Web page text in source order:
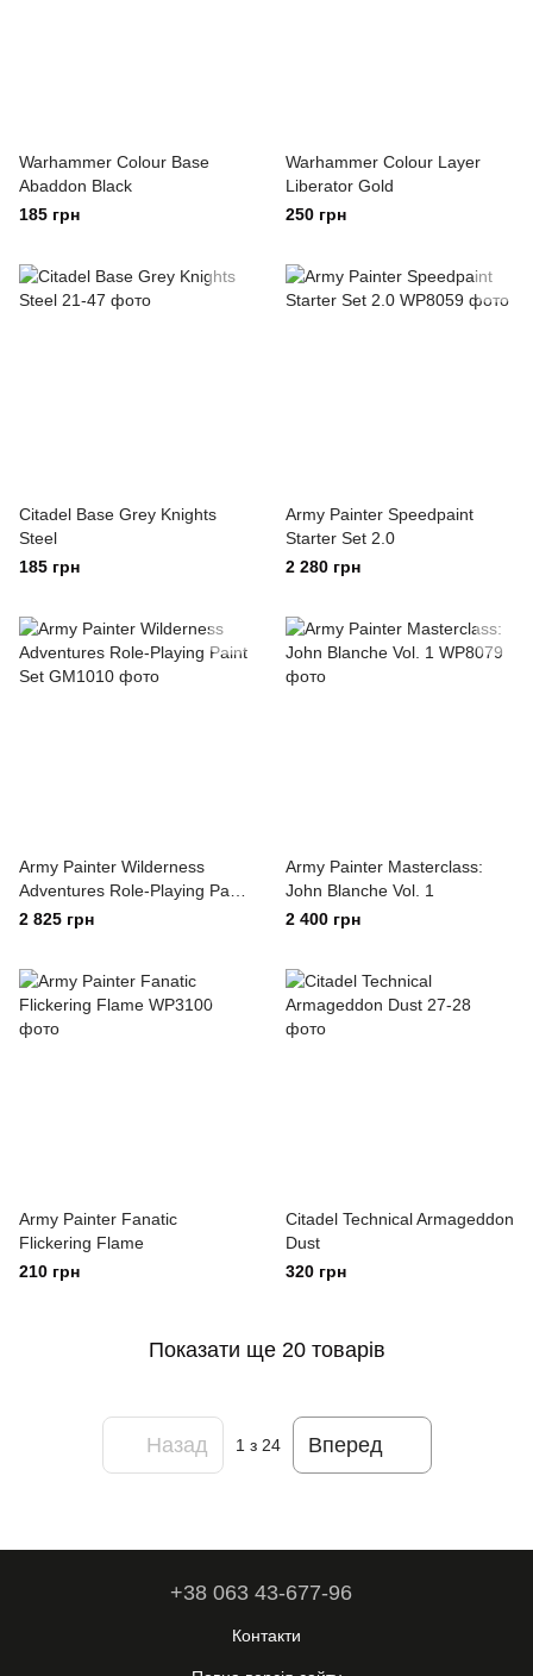
Warhammer Colour Base
Abaddon Black
185 грн
Warhammer Colour Layer
Liberator Gold
250 грн
Citadel Base Grey Knights
Steel
185 грн
Army Painter Speedpaint
Starter Set 2.0
2 280 грн
Army Painter Wilderness
Adventures Role-Playing Paint
Set
2 825 грн
Army Painter Masterclass:
John Blanche Vol. 1
2 400 грн
Army Painter Fanatic
Flickering Flame
210 грн
Citadel Technical Armageddon
Dust
320 грн
Показати ще 20 товарів
Назад 1 з 24 Вперед
+38 063 43-677-96
Контакти